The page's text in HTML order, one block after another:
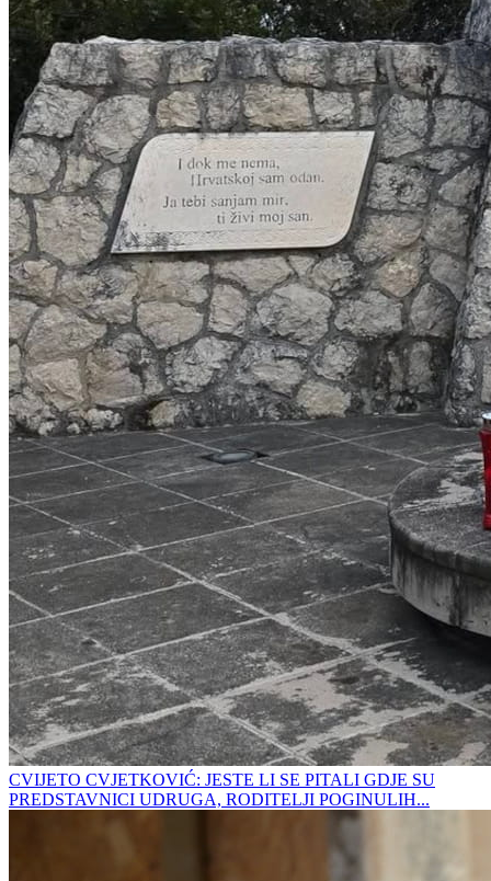
CVIJETO CVJETKOVIĆ: JESTE LI SE PITALI GDJE SU
PREDSTAVNICI UDRUGA, RODITELJI POGINULIH...